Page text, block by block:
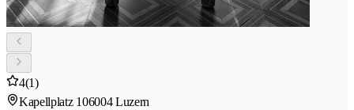
4(1)
Kapellplatz 106004 Luzern